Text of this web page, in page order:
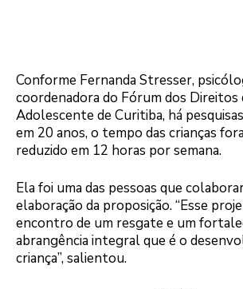
Conforme Fernanda Stresser,
coordenadora do Fórum dos Direitos
Adolescente de Curitiba, há
em 20 anos, o tempo das crianças
reduzido em 12 horas por semana.
Ela foi uma das pessoas que
elaboração da proposição. “Esse
encontro de um resgate e um
abrangência integral que é o
criança”, salientou.